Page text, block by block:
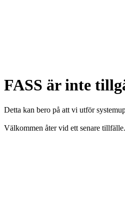
FASS är inte
Detta kan bero på att vi utför
Välkommen åter vid ett senare tillfälle.